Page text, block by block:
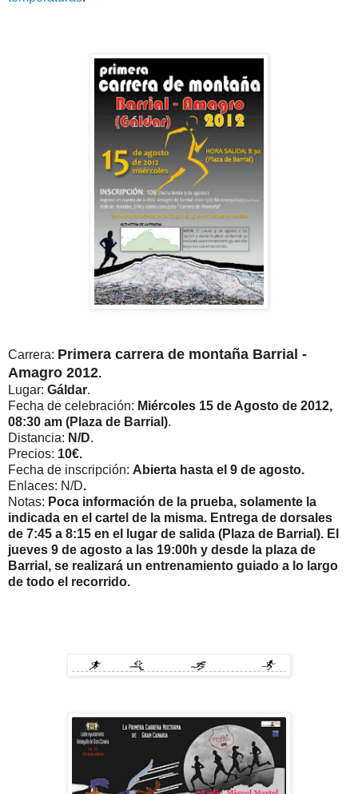
Carrera: Primera carrera de montaña Barrial -
Amagro 2012.
Lugar: Gáldar.
Fecha de celebración: Miércoles 15 de Agosto de 2012,
08:30 am (Plaza de Barrial).
Distancia: N/D.
Precios: 10€.
Fecha de inscripción: Abierta hasta el 9 de agosto.
Enlaces: N/D.
Notas: Poca información de la prueba, solamente la
indicada en el cartel de la misma. Entrega de dorsales
de 7:45 a 8:15 en el lugar de salida (Plaza de Barrial). El
jueves 9 de agosto a las 19:00h y desde la plaza de
Barrial, se realizará un entrenamiento guiado a lo largo
de todo el recorrido.